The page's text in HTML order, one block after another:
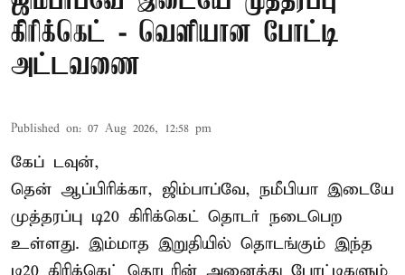
கிரிக்கெட் - வெளியான போட்டி
அட்டவணை
Published on: 07 Aug 2026, 12:58 pm
கேப் டவுன்,
தென் ஆப்பிரிக்கா, ஜிம்பாப்வே, நமீபியா இடையே
முத்தரப்பு டி20 கிரிக்கெட் தொடர் நடைபெற
உள்ளது. இம்மாத இறுதியில் தொடங்கும் இந்த
டி20 கிரிக்கெட் தொடரின் அனைத்து போட்டிகளும்